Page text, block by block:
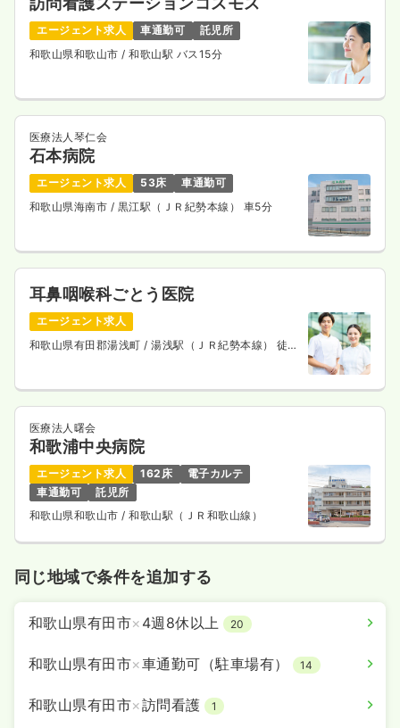
エージェント求人 車通勤可
託児所
和歌山県和歌山市 / 和歌山駅 バス15分
医療法人琴仁会
石本病院
エージェント求人 53床
車通勤可
和歌山県海南市 / 黒江駅（ＪＲ紀勢本線） 車5分
耳鼻咽喉科ごとう医院
エージェント求人
和歌山県有田郡湯浅町 / 湯浅駅（ＪＲ紀勢本線） 徒歩
医療法人曙会
和歌浦中央病院
エージェント求人 162床
電子カルテ
車通勤可
託児所
和歌山県和歌山市/ 和歌山駅（ＪＲ和歌山線）
同じ地域で条件を追加する
和歌山県有田市× 4週8休以上 20
和歌山県有田市×車通勤可（駐車場有） 14
和歌山県有田市×訪問看護 1